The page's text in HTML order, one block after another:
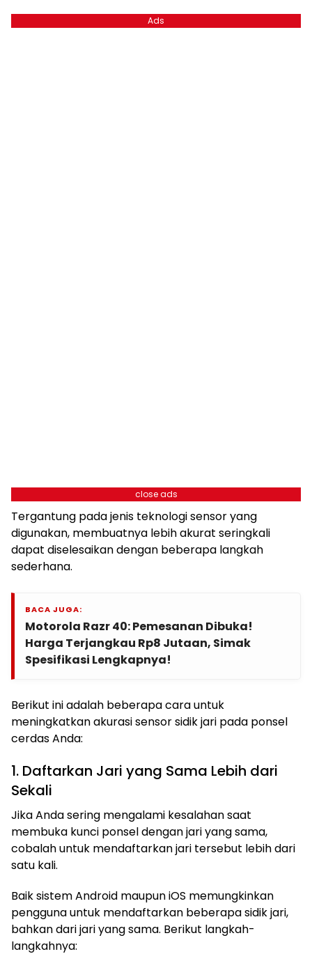
Ads
close ads
Tergantung pada jenis teknologi sensor yang
digunakan, membuatnya lebih akurat seringkali
dapat diselesaikan dengan beberapa langkah
sederhana.
BACA JUGA:
Motorola Razr 40: Pemesanan Dibuka!
Harga Terjangkau Rp8 Jutaan, Simak
Spesifikasi Lengkapnya!
Berikut ini adalah beberapa cara untuk
meningkatkan akurasi sensor sidik jari pada ponsel
cerdas Anda:
1. Daftarkan Jari yang Sama Lebih dari
Sekali
Jika Anda sering mengalami kesalahan saat
membuka kunci ponsel dengan jari yang sama,
cobalah untuk mendaftarkan jari tersebut lebih dari
satu kali.
Baik sistem Android maupun iOS memungkinkan
pengguna untuk mendaftarkan beberapa sidik jari,
bahkan dari jari yang sama. Berikut langkah-
langkahnya: